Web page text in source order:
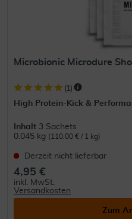
Microbionic Microdure
(1)
High Protein-Kick &
Inhalt 3 Sachets
0.045 kg (110,00 € / 1 kg)
Derzeit nicht lieferbar
4,95 €
inkl. MwSt.
Versandkosten
Zum